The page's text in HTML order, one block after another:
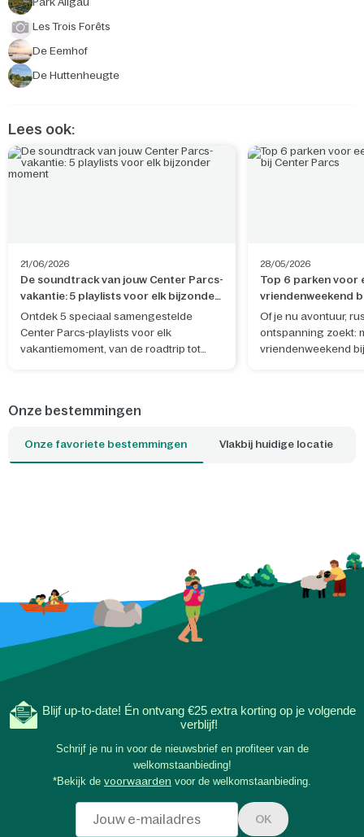
Les Trois Forêts
De Eemhof
De Huttenheugte
Lees ook:
21/06/2026
De soundtrack van jouw Center Parcs-
vakantie: 5 playlists voor elk bijzonder
moment
Ontdek 5 speciaal samengestelde
Center Parcs-playlists voor elk
vakantiemoment, van de roadtrip tot
28/05/2026
Top 6 parken voor
vriendenweekend
Of je nu avontuur,
ontspanning zoekt:
vriendenweekend
Onze bestemmingen
Onze favoriete bestemmingen Vlakbij huidige locatie
Blijf up-to-date! Én ontvang €25 extra korting op je volgende
verblijf!
Schrijf je nu in voor de nieuwsbrief en profiteer van de
welkomstaanbieding!
*Bekijk de voorwaarden voor de welkomstaanbieding.
OK